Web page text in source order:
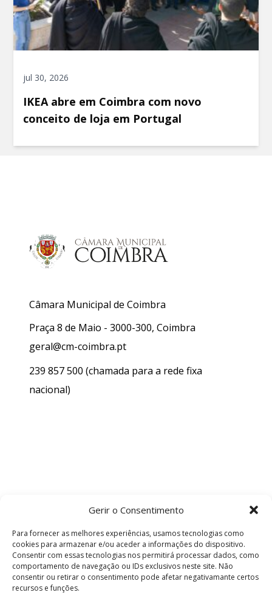
Gerir o Consentimento
Para fornecer as melhores experiências, usamos tecnologias como
cookies para armazenar e/ou aceder a informações do dispositivo.
Consentir com essas tecnologias nos permitirá processar dados, como
comportamento de navegação ou IDs exclusivos neste site. Não
consentir ou retirar o consentimento pode afetar negativamante certos
recursos e funções.
jul 30, 2026
IKEA abre em Coimbra com novo
conceito de loja em Portugal
Câmara Municipal de Coimbra
Praça 8 de Maio - 3000-300, Coimbra
geral@cm-coimbra.pt
239 857 500 (chamada para a rede fixa
nacional)